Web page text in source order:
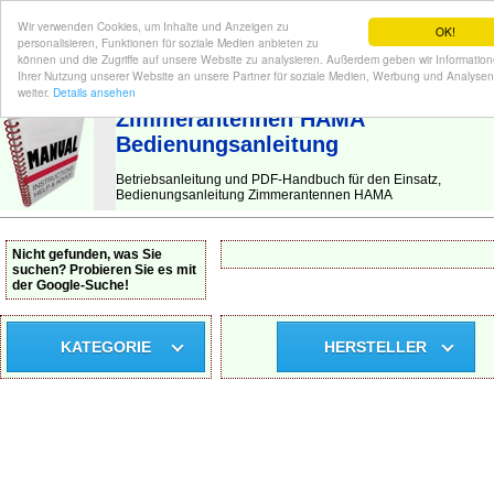
OK!
Wir verwenden Cookies, um Inhalte und Anzeigen zu
personalisieren, Funktionen für soziale Medien anbieten zu
können und die Zugriffe auf unsere Website zu analysieren. Außerdem geben wir
Ihrer Nutzung unserer Website an unsere Partner für soziale Medien, Werbung und Analysen
weiter. Details ansehen
BEDIENUNGSANLEITUNG | Hier finden Sie die deutsche Anleitung!
Zimmerantennen HAMA
Bedienungsanleitung
Betriebsanleitung und PDF-Handbuch für den Einsatz,
Bedienungsanleitung Zimmerantennen HAMA
Nicht gefunden, was Sie
suchen? Probieren Sie es mit
der Google-Suche!
KATEGORIE HERSTELLER